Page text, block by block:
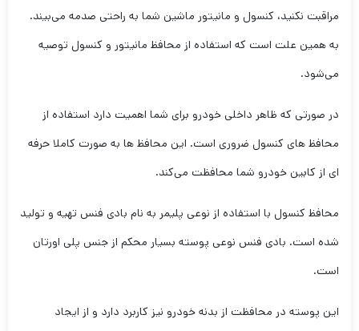
مراقبت نکنید، کنسول و مانیتور ماشین شما به راحتی صدمه می‌بیند.
به همین علت است که استفاده از محافظ مانیتور و کنسول توصیه
می‌شود.
در صورتی که ظاهر داخلی خودرو برای شما اهمیت دارد استفاده از
محافظ های کنسول ضروری است. این محافظ ها به صورت کاملا حرفه
ای از کابین خودرو شما محافظت می‌کند.
محافظ کنسول با استفاده از نوعی پلیمر به نام بادی فنس تهیه و تولید
شده است. بادی فنس نوعی پوسته بسیار محکم از جنس پلی اورتان
است.
این پوسته در محافظت از بدنه خودرو نیز کاربرد دارد و از ایجاد